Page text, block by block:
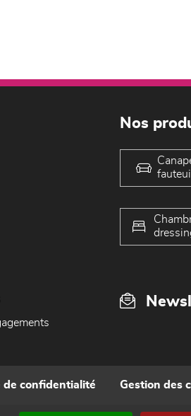
Nos
de confidentialité Gestion des